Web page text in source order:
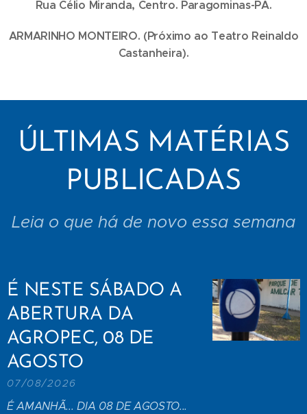
Rua Célio Miranda, Centro. Paragominas-PA.
ARMARINHO MONTEIRO. (Próximo ao Teatro Reinaldo
Castanheira).
ÚLTIMAS MATÉRIAS
PUBLICADAS
Leia o que há de novo essa semana
É NESTE SÁBADO A
ABERTURA DA
AGROPEC, 08 DE
AGOSTO
07/08/2026
É AMANHÃ... DIA 08 DE AGOSTO...